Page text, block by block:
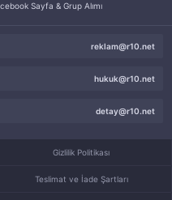
Sayfa & Grup Alımı
reklam@r10.net
hukuk@r10.net
detay@r10.net
Gizlilik Politikası
Teslimat ve İade Şartları